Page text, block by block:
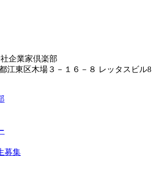
企業家倶楽部
江東区木場３－１６－８ レッタスビル8
募集